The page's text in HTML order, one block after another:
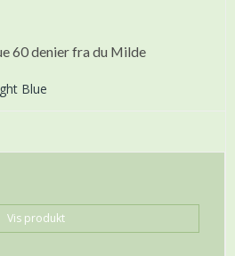
60 denier fra du Milde
Blue
Vis produkt